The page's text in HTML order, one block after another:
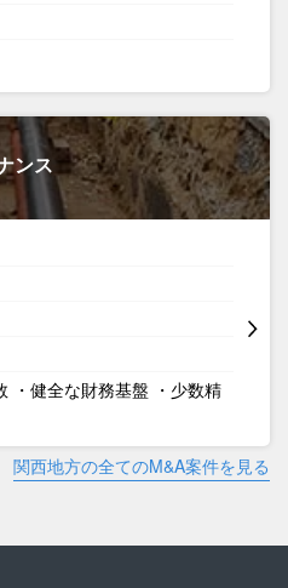
ンス
・健全な財務基盤 ・少数精
関西地方の全てのM&A案件を見る